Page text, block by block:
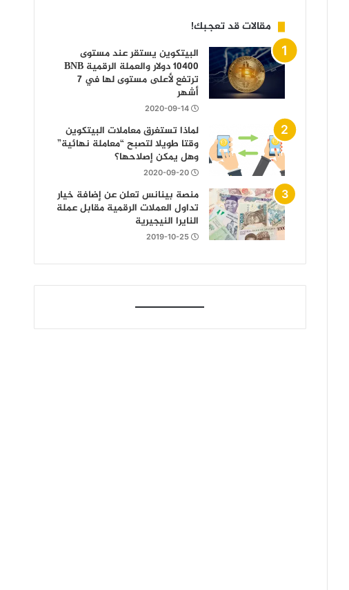
مقالات قد تعجبك!
البيتكوين يستقر عند مستوى
10400 دولار والعملة الرقمية BNB
ترتفع لأعلى مستوى لها في 7
أشهر
2020-09-14
لماذا تستغرق معاملات البيتكوين
وقتا طويلا لتصبح “معاملة نهائية”
وهل يمكن إصلاحها؟
2020-09-20
منصة بينانس تعلن عن إضافة خيار
تداول العملات الرقمية مقابل عملة
النايرا النيجيرية
2019-10-25